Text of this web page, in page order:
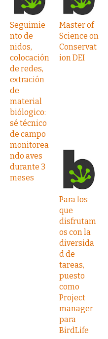
Seguimie
nto de
nidos,
colocación
de redes,
extración
de
material
biólogico:
sé técnico
de campo
monitorea
ndo aves
durante 3
meses
Master of
Science on
Conservat
ion DEI
Para los
que
disfrutam
os con la
diversida
d de
tareas,
puesto
como
Project
manager
para
BirdLife